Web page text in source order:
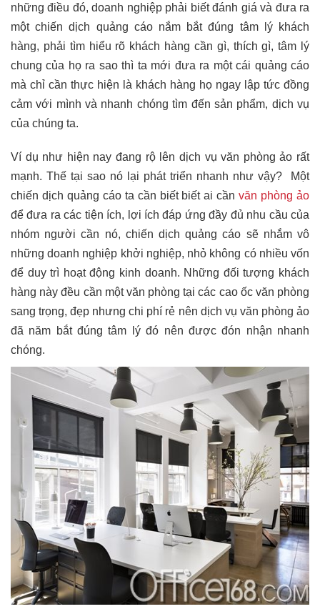
những điều đó, doanh nghiệp phải biết đánh giá và đưa ra
một chiến dịch quảng cáo nắm bắt đúng tâm lý khách
hàng, phải tìm hiểu rõ khách hàng cần gì, thích gì, tâm lý
chung của họ ra sao thì ta mới đưa ra một cái quảng cáo
mà chỉ cần thực hiện là khách hàng họ ngay lập tức đồng
cảm với mình và nhanh chóng tìm đến sản phẩm, dịch vụ
của chúng ta.
Ví dụ như hiện nay đang rộ lên dịch vụ văn phòng ảo rất
mạnh. Thế tại sao nó lại phát triển nhanh như vậy? Một
chiến dịch quảng cáo ta cần biết biết ai cầnvăn phòng ảo
để đưa ra các tiện ích, lợi ích đáp ứng đầy đủ nhu cầu của
nhóm người cần nó, chiến dịch quảng cáo sẽ nhắm vô
những doanh nghiệp khởi nghiệp, nhỏ không có nhiều vốn
để duy trì hoạt động kinh doanh. Những đối tượng khách
hàng này đều cần một văn phòng tại các cao ốc văn phòng
sang trọng, đẹp nhưng chi phí rẻ nên dịch vụ văn phòng ảo
đã năm bắt đúng tâm lý đó nên được đón nhận nhanh
chóng.